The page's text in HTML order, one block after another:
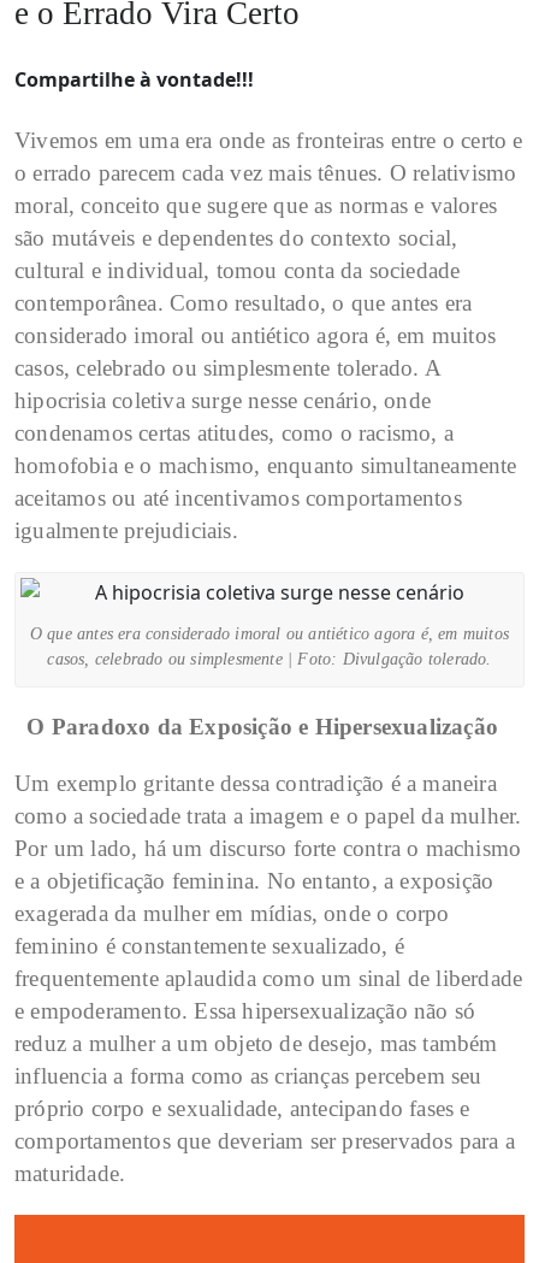
e o Errado Vira Certo
Compartilhe à vontade!!!
Vivemos em uma era onde as fronteiras entre o certo e
o errado parecem cada vez mais tênues. O relativismo
moral, conceito que sugere que as normas e valores
são mutáveis e dependentes do contexto social,
cultural e individual, tomou conta da sociedade
contemporânea. Como resultado, o que antes era
considerado imoral ou antiético agora é, em muitos
casos, celebrado ou simplesmente tolerado. A
hipocrisia coletiva surge nesse cenário, onde
condenamos certas atitudes, como o racismo, a
homofobia e o machismo, enquanto simultaneamente
aceitamos ou até incentivamos comportamentos
igualmente prejudiciais.
O que antes era considerado imoral ou antiético agora é, em muitos
casos, celebrado ou simplesmente | Foto: Divulgação tolerado.
O Paradoxo da Exposição e Hipersexualização
Um exemplo gritante dessa contradição é a maneira
como a sociedade trata a imagem e o papel da mulher.
Por um lado, há um discurso forte contra o machismo
e a objetificação feminina. No entanto, a exposição
exagerada da mulher em mídias, onde o corpo
feminino é constantemente sexualizado, é
frequentemente aplaudida como um sinal de liberdade
e empoderamento. Essa hipersexualização não só
reduz a mulher a um objeto de desejo, mas também
influencia a forma como as crianças percebem seu
próprio corpo e sexualidade, antecipando fases e
comportamentos que deveriam ser preservados para a
maturidade.